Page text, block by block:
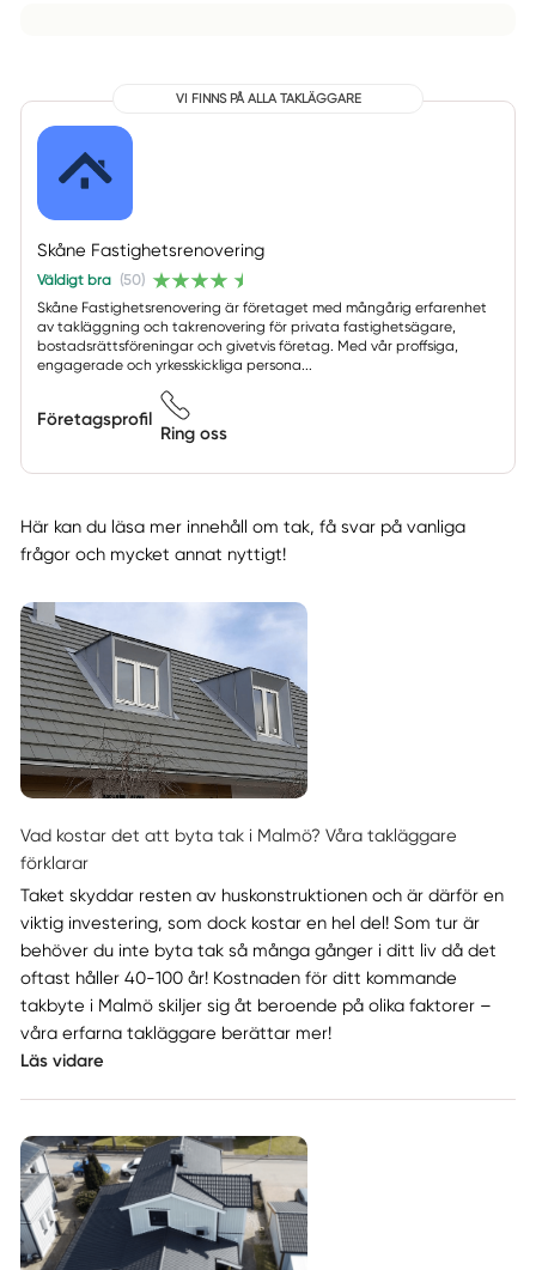
VI FINNS PÅ ALLA TAKLÄGGARE
Skåne Fastighetsrenovering
Väldigt bra (50)
Skåne Fastighetsrenovering är företaget med mångårig erfarenhet
av takläggning och takrenovering för privata fastighetsägare,
bostadsrättsföreningar och givetvis företag. Med vår proffsiga,
engagerade och yrkesskickliga persona...
Företagsprofil
Ring oss
Här kan du läsa mer innehåll om tak, få svar på vanliga
frågor och mycket annat nyttigt!
Vad kostar det att byta tak i Malmö? Våra takläggare
förklarar
Taket skyddar resten av huskonstruktionen och är därför en
viktig investering, som dock kostar en hel del! Som tur är
behöver du inte byta tak så många gånger i ditt liv då det
oftast håller 40-100 år! Kostnaden för ditt kommande
takbyte i Malmö skiljer sig åt beroende på olika faktorer –
våra erfarna takläggare berättar mer!
Läs vidare